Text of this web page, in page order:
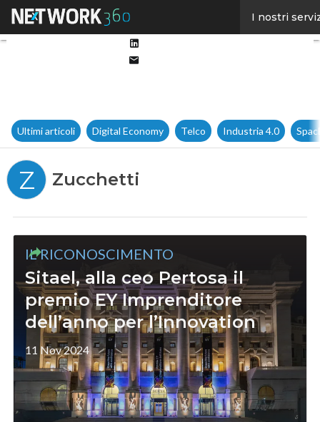
I nostri
Ultimi articoli Digital Economy Telco Industria 4.0
Z Zucchetti
IL RICONOSCIMENTO
Sitael, alla ceo Pertosa il
premio EY Imprenditore
dell’anno per l’Innovation
11 Nov 2024